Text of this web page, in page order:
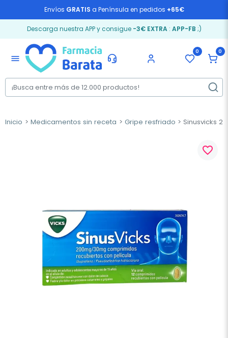
Envíos GRATIS a Península en pedidos +65€
Descarga nuestra APP y consigue -3€ EXTRA: APP-FB ;)
menu
0 0
Inicio Medicamentos sin receta Gripe resfriado Sinusvicks
favorite_border